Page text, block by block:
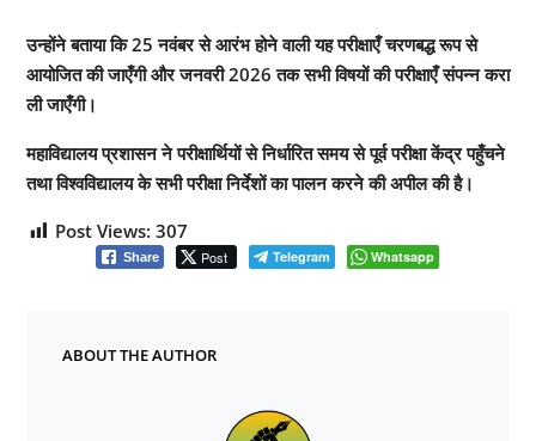
उन्होंने बताया कि 25 नवंबर से आरंभ होने वाली यह परीक्षाएँ चरणबद्ध रूप से
आयोजित की जाएँगी और जनवरी 2026 तक सभी विषयों की परीक्षाएँ संपन्न करा
ली जाएँगी।
महाविद्यालय प्रशासन ने परीक्षार्थियों से निर्धारित समय से पूर्व परीक्षा केंद्र पहुँचने
तथा विश्वविद्यालय के सभी परीक्षा निर्देशों का पालन करने की अपील की है।
Post Views: 307
Share Post Telegram Whatsapp
ABOUT THE AUTHOR